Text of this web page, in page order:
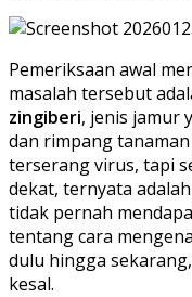
Pemeriksaan awal
masalah tersebut
zingiberi, jenis jamur
dan rimpang tanaman
terserang virus, tapi
dekat, ternyata
tidak pernah
tentang cara
dulu hingga
kesal.